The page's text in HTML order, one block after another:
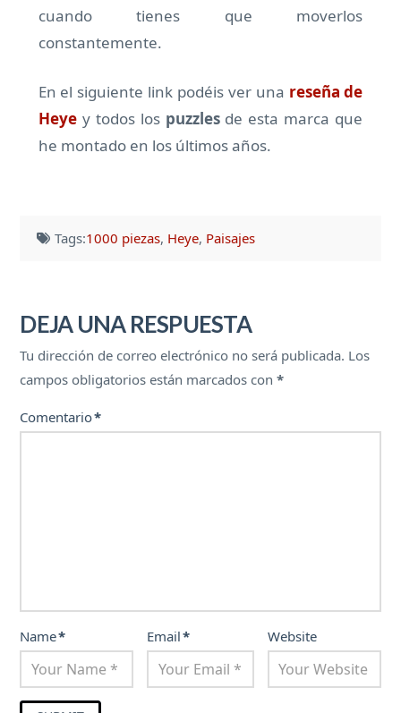
cuando tienes que moverlos
constantemente.
En el siguiente link podéis ver una reseña de
Heyey todos los puzzlesde esta marca que
he montado en los últimos años.
Tags:1000 piezas, Heye, Paisajes
DEJA UNA RESPUESTA
Tu dirección de correo electrónico no será publicada. Los
campos obligatorios están marcados con*
Comentario*
Name* Email* Website